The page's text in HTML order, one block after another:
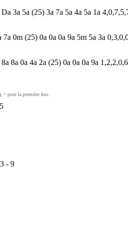
Da 3a 5a (25) 3a 7a 5a 4a 5a 1a
7a 0m (25) 0a 0a 0a 9a 5m 5a 3a
8a 8a 0a 4a 2a (25) 0a 0a 0a 9a
• pour la première fois.
5
3 - 9